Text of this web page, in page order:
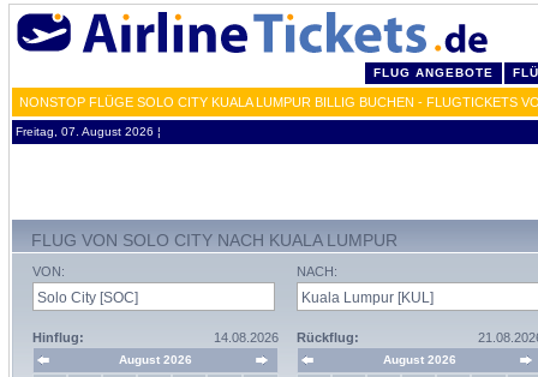
FLUG ANGEBOTE
NONSTOP FLÜGE SOLO CITY KUALA LUMPUR BILLIG BUCHEN - FLUGTICKETS
Freitag, 07. August 2026 ¦
FLUG VON SOLO CITY NACH KUALA LUMPUR
VON:
Hinflug: 14.08.2026
August 2026
NACH:
Rückflug:
August 2026